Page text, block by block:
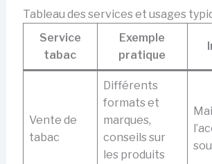
Tableau des services et usages
Service
tabac
Exemple
pratique
Vente de
tabac
Différents
formats et
marques,
conseils sur
les produits